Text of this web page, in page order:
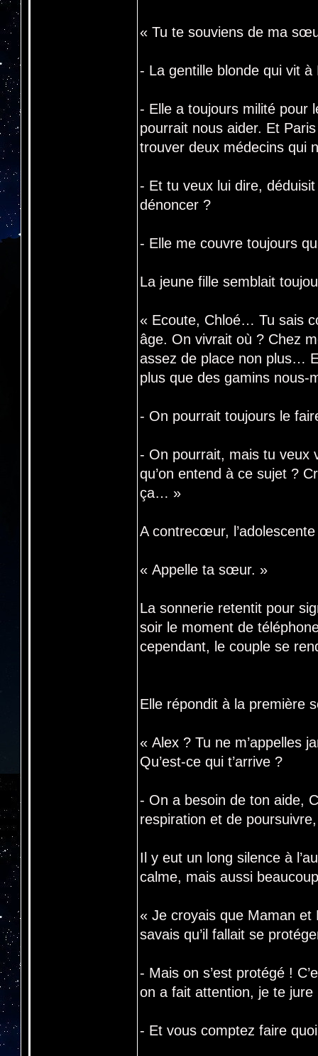
« Tu te souviens de ma
- La gentille blonde qui vit
- Elle a toujours milité pour
pourrait nous aider. Et
trouver deux médecins qui
- Et tu veux lui dire,
dénoncer ?
- Elle me couvre toujours
La jeune fille semblait
« Ecoute, Chloé… Tu sais
âge. On vivrait où ? Chez
assez de place non plus…
plus que des gamins
- On pourrait toujours le
- On pourrait, mais tu veux
qu’on entend à ce sujet ?
ça… »
A contrecœur,
« Appelle ta sœur. »
La sonnerie retentit pour
soir le moment de
cependant, le couple se
Elle répondit à la première
« Alex ? Tu ne m’appelles
Qu’est-ce qui t’arrive ?
- On a besoin de ton aide,
respiration et de
Il y eut un long silence à
calme, mais aussi
« Je croyais que Maman et
savais qu’il fallait se
- Mais on s’est protégé !
on a fait attention, je te jure
- Et vous comptez faire